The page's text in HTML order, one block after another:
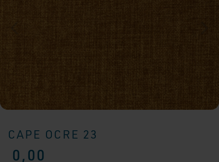
CAPE OCRE 23
0,00